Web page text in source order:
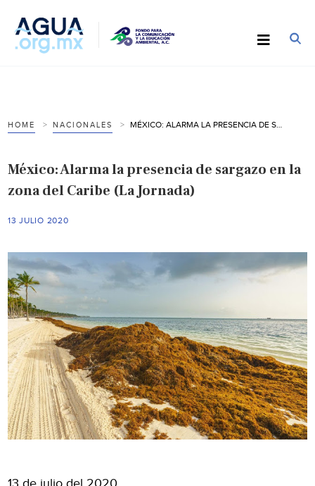
HOME NACIONALES
México: Alarma la presencia de sargazo en la
zona del Caribe (La Jornada)
13 JULIO 2020